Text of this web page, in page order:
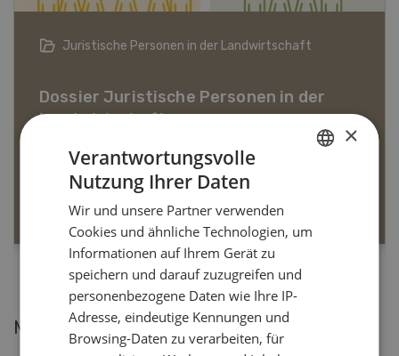
Bio-Artikel
Dossier Bio-Artikel
Meistgelesene Artikel
×
Verantwortungsvolle
Nutzung Ihrer Daten
Wir und unsere Partner verwenden
Cookies und ähnliche Technologien, um
Informationen auf Ihrem Gerät zu
speichern und darauf zuzugreifen und
personenbezogene Daten wie Ihre IP-
Adresse, eindeutige Kennungen und
Browsing-Daten zu verarbeiten, für